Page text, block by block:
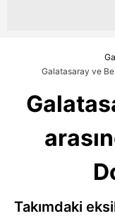
Galatasaray ve
Takımdaki